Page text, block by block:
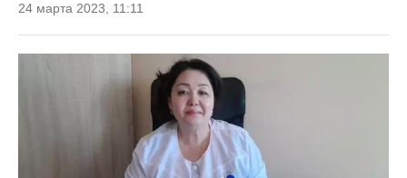
24 марта 2023, 11:11